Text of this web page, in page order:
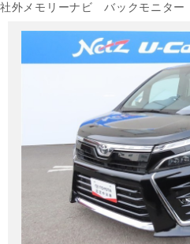
社外メモリーナビ バックモニタ